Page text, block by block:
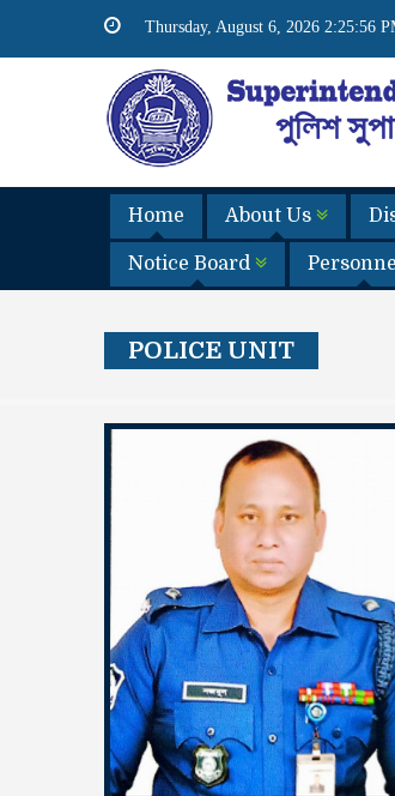
Thursday, August 6, 2026 2:25:57
Home About Us
Notice Board
POLICE UNIT